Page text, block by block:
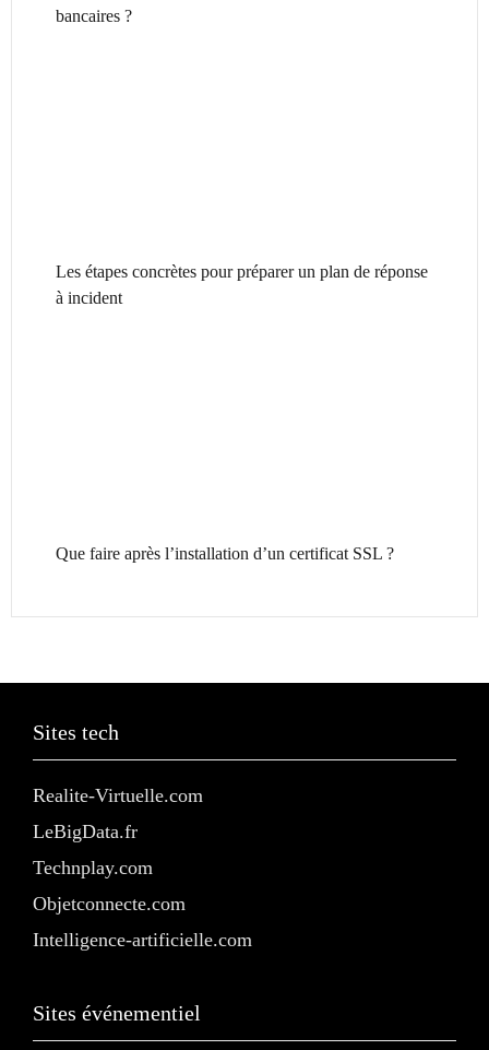
bancaires ?
Les étapes concrètes pour préparer un plan de réponse
à incident
Que faire après l’installation d’un certificat SSL ?
Sites tech
Realite-Virtuelle.com
LeBigData.fr
Technplay.com
Objetconnecte.com
Intelligence-artificielle.com
Sites événementiel